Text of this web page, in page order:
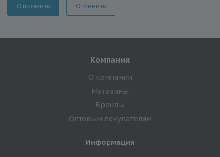
Отменить
Компания
О компании
Магазины
Бренды
Оптовым покупателям
Информация